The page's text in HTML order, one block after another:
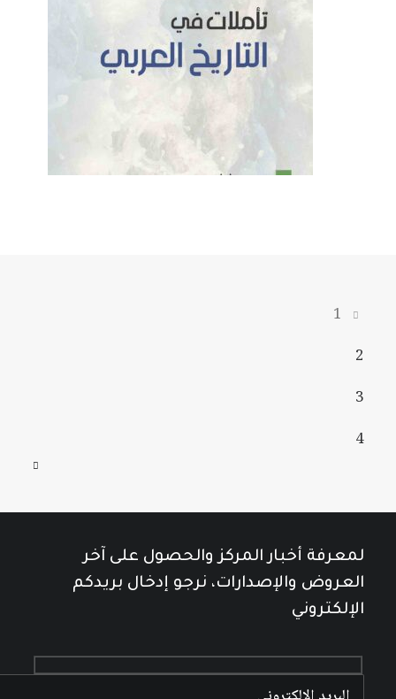
1
2
3
4
لمعرفة أخبار المركز والحصول على آخر
العروض والإصدارات، نرجو إدخال بريدكم
الإلكتروني